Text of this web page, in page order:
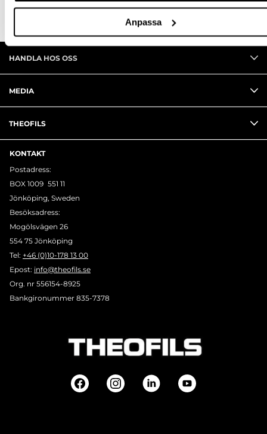
Anpassa
HANDLA HOS OSS
MEDIA
THEOFILS
KONTAKT
Postadress:
BOX 1009 551 11
Jönköping, Sweden
Besöksadress:
Mogölsvägen 26
554 75 Jönköping
Tel: +46 (0)10-178 13 00
Epost: info@theofils.se
Org. nr 556154-8925
Bankgironummer 835-7378